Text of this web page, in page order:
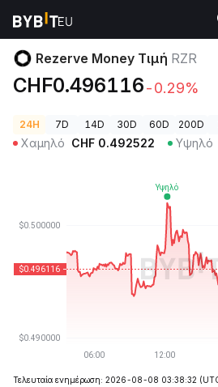
Τιμές Κρυπτονομισμάτων Rezerve
Rezerve Money Τιμή RZR
CHF0.496116-0.29%
24H 7D 14D 30D 60D 200D
Χαμηλό CHF 0.492522 Υψηλό
Τελευταία ενημέρωση: 2026-08-08 03:38:32